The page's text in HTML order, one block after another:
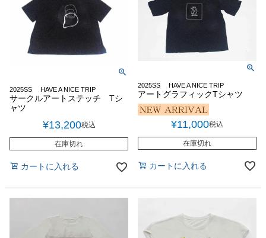
2025SS HAVE A NICE TRIP
サークルアートステッチ Tシ
ャツ
¥13,200税込
在庫切れ
カートに入れる
2025SS HAVE A NICE TRIP
アートグラフィックTシャツ
¥11,000税込
在庫切れ
カートに入れる